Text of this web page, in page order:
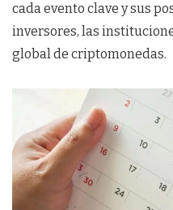
cada evento clave y sus
inversores, las
global de criptomonedas.